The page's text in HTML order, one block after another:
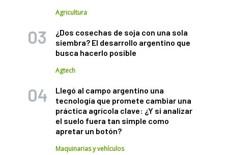
Agricultura
¿Dos cosechas de soja con una sola
siembra? El desarrollo argentino que
busca hacerlo posible
Agtech
Llegó al campo argentino una
tecnología que promete cambiar una
práctica agrícola clave: ¿Y si analizar
el suelo fuera tan simple como
apretar un botón?
Maquinarias y vehículos